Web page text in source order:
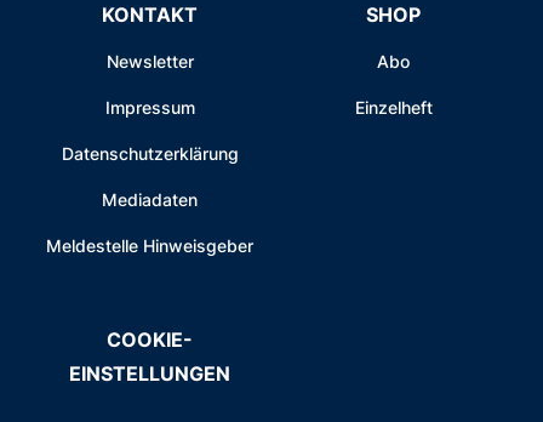
KONTAKT
Newsletter
Impressum
Datenschutzerklärung
Mediadaten
Meldestelle Hinweisgeber
SHOP
Abo
Einzelheft
COOKIE-
EINSTELLUNGEN